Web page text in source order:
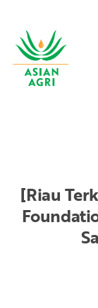
main
content
[Riau Terkini] Asian Agri dan Tanoto